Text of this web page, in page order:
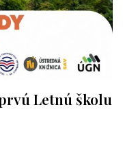
Letnú školu